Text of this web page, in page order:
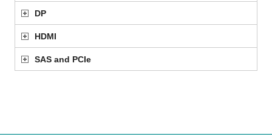
DP
HDMI
SAS and PCIe